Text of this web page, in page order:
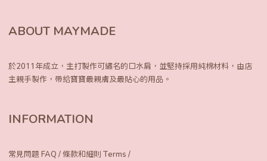
ABOUT MAYMADE
於2011年成立，主打製作可繡名的口水肩， 並堅持採用純棉材料，由店
主親手製作， 帶給寶寶最親膚及最貼心的用品。
INFORMATION
常見問題 FAQ /條款和細則 Terms /